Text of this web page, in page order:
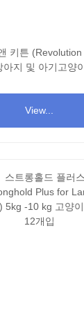
키튼
지 및 아기고양
View...